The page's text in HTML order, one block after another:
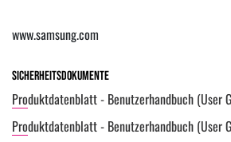
www.samsung.com
Sicherheitsdokumente
Produktdatenblatt - Benutzerhandbuch (User
Produktdatenblatt - Benutzerhandbuch (User